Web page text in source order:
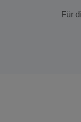
Für